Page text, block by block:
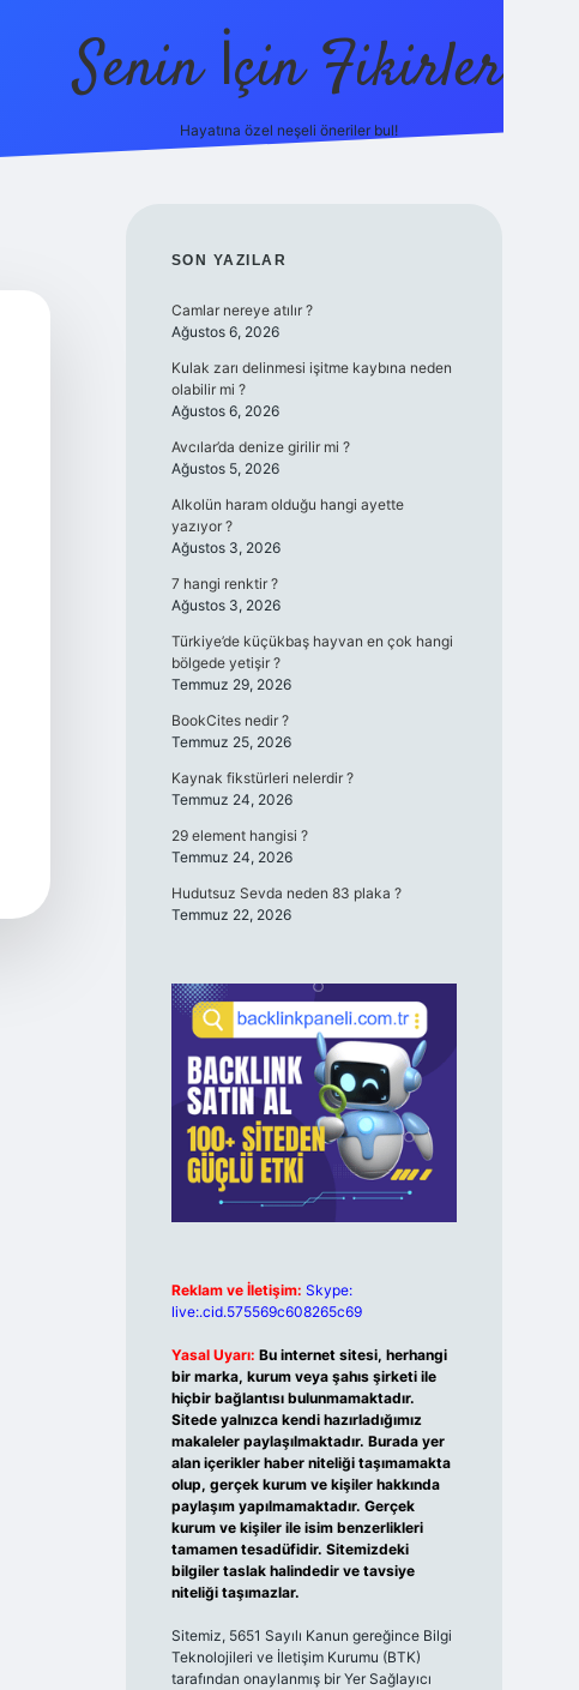
Senin İçin Fikirler
Hayatına özel neşeli öneriler bul!
SIDEBAR
SON YAZILAR
Camlar nereye atılır ?
Ağustos 6, 2026
Kulak zarı delinmesi işitme kaybına neden
olabilir mi ?
Ağustos 6, 2026
Avcılar’da denize girilir mi ?
Ağustos 5, 2026
Alkolün haram olduğu hangi ayette
yazıyor ?
Ağustos 3, 2026
7 hangi renktir ?
Ağustos 3, 2026
Türkiye’de küçükbaş hayvan en çok hangi
bölgede yetişir ?
Temmuz 29, 2026
BookCites nedir ?
Temmuz 25, 2026
Kaynak fikstürleri nelerdir ?
Temmuz 24, 2026
29 element hangisi ?
Temmuz 24, 2026
Hudutsuz Sevda neden 83 plaka ?
Temmuz 22, 2026
Reklam ve İletişim: Skype:
live:.cid.575569c608265c69
Yasal Uyarı: Bu internet sitesi, herhangi
bir marka, kurum veya şahıs şirketi ile
hiçbir bağlantısı bulunmamaktadır.
Sitede yalnızca kendi hazırladığımız
makaleler paylaşılmaktadır. Burada yer
alan içerikler haber niteliği taşımamakta
olup, gerçek kurum ve kişiler hakkında
paylaşım yapılmamaktadır. Gerçek
kurum ve kişiler ile isim benzerlikleri
tamamen tesadüfidir. Sitemizdeki
bilgiler taslak halindedir ve tavsiye
niteliği taşımazlar.
Sitemiz, 5651 Sayılı Kanun gereğince Bilgi
Teknolojileri ve İletişim Kurumu (BTK)
tarafından onaylanmış bir Yer Sağlayıcı